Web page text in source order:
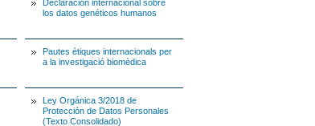
Declaración internacional sobre
los datos genéticos humanos
Pautes ètiques internacionals per
a la investigació biomèdica
Ley Orgánica 3/2018 de
Protección de Datos Personales
(Texto Consolidado)